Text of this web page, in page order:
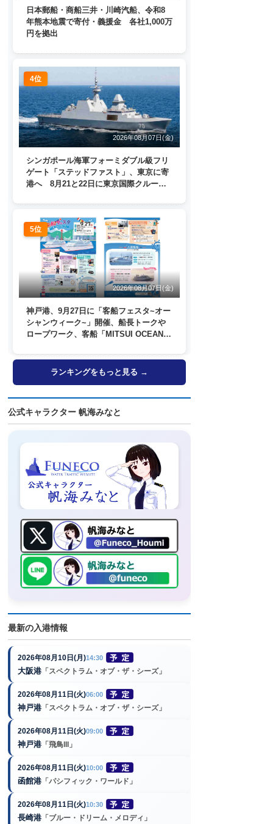
日本郵船・商船三井・川崎汽船、令和8
年熊本地震で寄付・義援金 各社1,000万
円を拠出
4位
2026年08月07日(金)
シンガポール海軍フォーミダブル級フリ
ゲート「ステッドファスト」、東京に寄
港へ 8月21と22日に東京国際クルーズ
5位
2026年08月07日(金)
神戸港、9月27日に「客船フェスタ~オー
シャンウィーク~」開催、船長トークや
ロープワーク、客船「MITSUI OCEAN
ランキングをもっと見る →
公式キャラクター 帆海みなと
最新の入港情報
2026年08月10日(月)14:30
大阪港 「スペクトラム・オブ・ザ・シーズ」
2026年08月11日(火)06:00
神戸港 「スペクトラム・オブ・ザ・シーズ」
2026年08月11日(火)09:00
神戸港 「飛鳥III」
2026年08月11日(火)10:00
函館港 「パシフィック・ワールド」
2026年08月11日(火)10:30
長崎港 「ブルー・ドリーム・メロディ」